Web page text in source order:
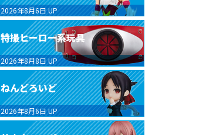
2026年8月6日 UP
特撮ヒーロー系玩具
2026年8月8日 UP
ねんどろいど
2026年8月6日 UP